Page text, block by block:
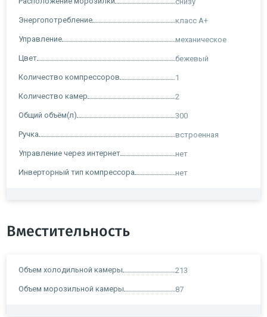
Энергопотребление класс A+
Управление механическое
Цвет бежевый
Количество компрессоров 1
Количество камер 2
Общий объём(л) 300
Ручка встроенная
Управление через интернет нет
Инверторный тип компрессора нет
Вместительность
Объем холодильной камеры 213
Объем морозильной камеры 87